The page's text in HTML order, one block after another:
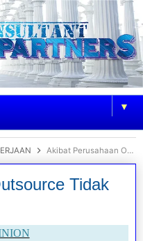
▼
Akibat Perusahaan Outsource Tidak Berbadan Hukum
Tidak